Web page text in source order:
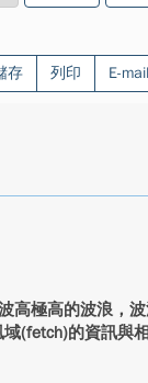
存 列印 E-mail
高極高的波浪，
(fetch)的資訊與